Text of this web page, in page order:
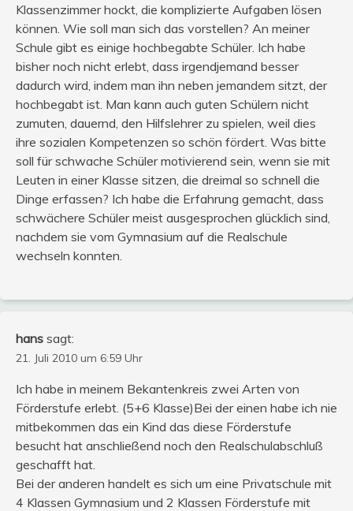
Klassenzimmer hockt, die komplizierte Aufgaben lösen
können. Wie soll man sich das vorstellen? An meiner
Schule gibt es einige hochbegabte Schüler. Ich habe
bisher noch nicht erlebt, dass irgendjemand besser
dadurch wird, indem man ihn neben jemandem sitzt, der
hochbegabt ist. Man kann auch guten Schülern nicht
zumuten, dauernd, den Hilfslehrer zu spielen, weil dies
ihre sozialen Kompetenzen so schön fördert. Was bitte
soll für schwache Schüler motivierend sein, wenn sie mit
Leuten in einer Klasse sitzen, die dreimal so schnell die
Dinge erfassen? Ich habe die Erfahrung gemacht, dass
schwächere Schüler meist ausgesprochen glücklich sind,
nachdem sie vom Gymnasium auf die Realschule
wechseln konnten.
hans sagt:
21. Juli 2010 um 6:59 Uhr
Ich habe in meinem Bekantenkreis zwei Arten von
Förderstufe erlebt. (5+6 Klasse)Bei der einen habe ich nie
mitbekommen das ein Kind das diese Förderstufe
besucht hat anschließend noch den Realschulabschluß
geschafft hat.
Bei der anderen handelt es sich um eine Privatschule mit
4 Klassen Gymnasium und 2 Klassen Förderstufe mit